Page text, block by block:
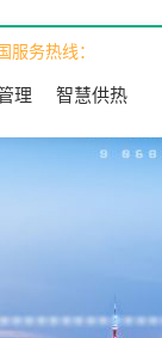
服务热线：
理 智慧供热